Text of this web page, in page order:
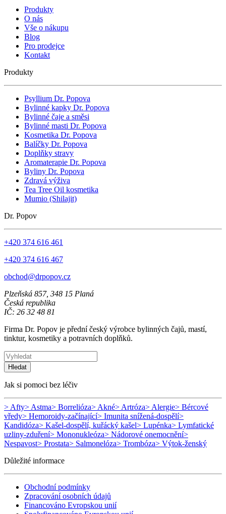
Produkty
O nás
Vše o nákupu
Blog
Pro prodejce
Kontakt
Produkty
Psyllium Dr. Popova
Bylinné kapky Dr. Popova
Bylinné čaje a směsi
Bylinné masti Dr. Popova
Kosmetika Dr. Popova
Balíčky Dr. Popova
Doplňky stravy
Aromaterapie Dr. Popova
Byliny Dr. Popova
Zdravá výživa
Tea Tree Oil kosmetika
Mumio (Shilajit)
Dr. Popov
+420 374 616 461
+420 374 616 467
obchod@drpopov.cz
Plzeňská 857, 348 15 Planá
Česká republika
IČ: 26 32 48 81
Firma Dr. Popov je přední český výrobce bylinných čajů, mastí,
tinktur, kosmetiky a potravních doplňků.
Hledat
Jak si pomoci bez léčiv
> Afty> Astma> Borrelióza> Akné> Artróza> Alergie> Bércové
vředy> Hemoroidy-začínající> Imunita snížená-dospělí>
Kandidóza> Kašel-dospělí, kuřácký kašel> Lupénka> Lymfatické
uzliny-zduření> Mononukleóza> Nádorové onemocnění>
Nespavost> Prostata> Salmonelóza> Trombóza> Výtok-ženský
Důležité informace
Obchodní podmínky
Zpracování osobních údajů
Financováno Evropskou unií